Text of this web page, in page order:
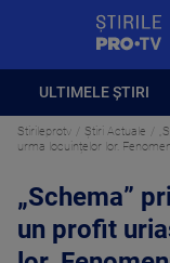
ULTIMELE ȘTIRI
Stirileprotv Știri Actuale
urma locuințelor lor.
„Schema”
un profit